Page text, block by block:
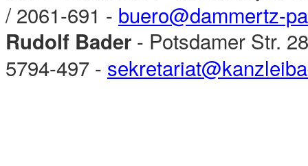
/ 2061-691 - buero@dammertz-
Rudolf Bader - Potsdamer Str.
5794-497 -